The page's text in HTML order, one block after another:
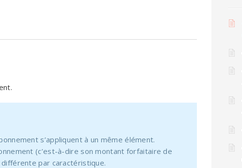
s’appliquent à un même élément.
(c’est-à-dire son montant forfaitaire de
par caractéristique.